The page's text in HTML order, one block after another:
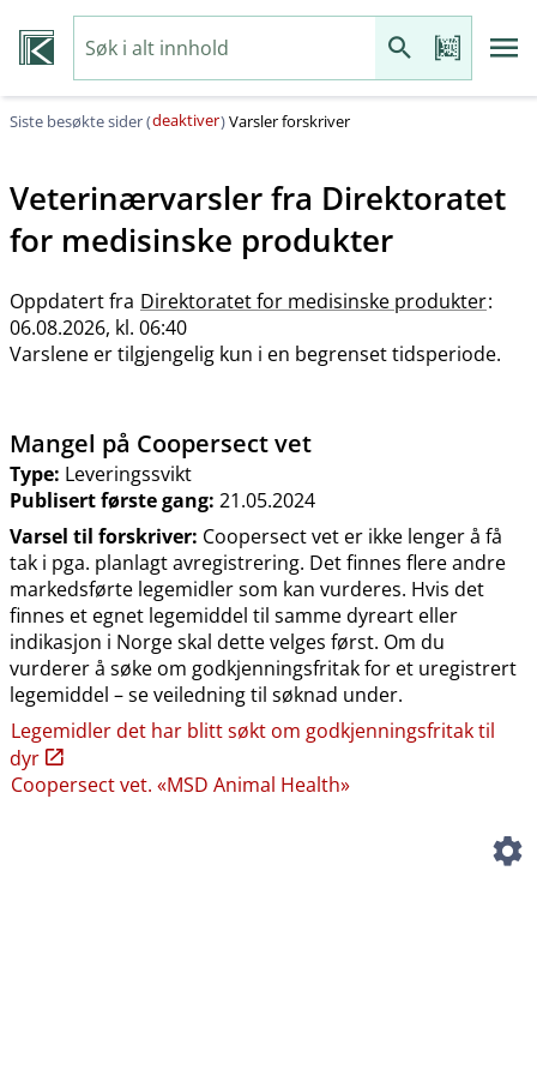
Siste besøkte sider (deaktiver)Varsler forskriver
Veterinærvarsler fra Direktoratet
for medisinske produkter
Oppdatert fra Direktoratet for medisinske produkter:
06.08.2026, kl. 06:40
Varslene er tilgjengelig kun i en begrenset tidsperiode.
Mangel på Coopersect vet
Type: Leveringssvikt
Publisert første gang: 21.05.2024
Varsel til forskriver: Coopersect vet er ikke lenger å få
tak i pga. planlagt avregistrering. Det finnes flere andre
markedsførte legemidler som kan vurderes. Hvis det
finnes et egnet legemiddel til samme dyreart eller
indikasjon i Norge skal dette velges først. Om du
vurderer å søke om godkjenningsfritak for et uregistrert
legemiddel – se veiledning til søknad under.
Legemidler det har blitt søkt om godkjenningsfritak til
dyr
Coopersect vet. «MSD Animal Health»